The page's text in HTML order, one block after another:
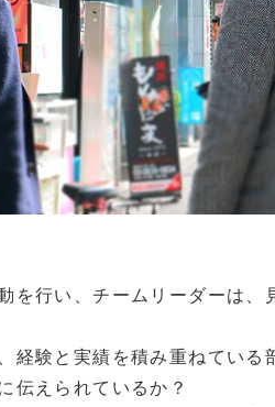
を行い、チームリーダーは、
経験と実績を積み重ねている
伝えられているか？